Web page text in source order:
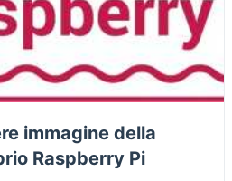
immagine della
Raspberry Pi